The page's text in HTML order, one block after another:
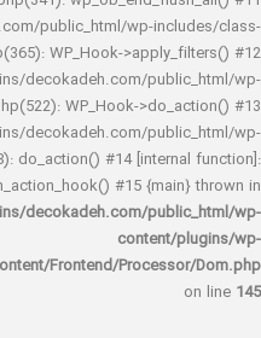
public_html/wp-
hook.php(365): WP_Hook-
domains/decokadeh.com/
plugin.php(522): WP_Hook-
domains/decokadeh.com/
do_action() #14
shutdown_action_hook() #15
domains/decokadeh.com/
Frontend/